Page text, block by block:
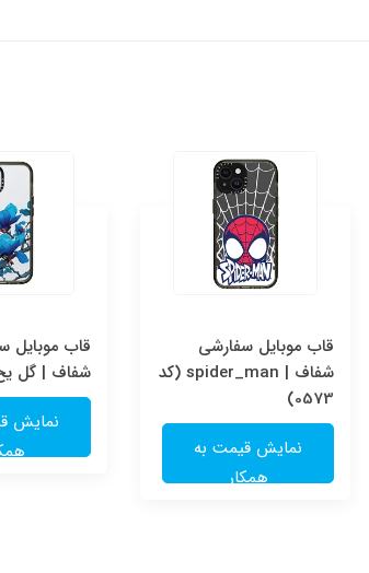
قاب موبایل سفارشی
شفاف | spider_man (کد
0573)
نمایش قیمت به
همکار
قاب موبایل
شفاف | گل یخ
نمایش